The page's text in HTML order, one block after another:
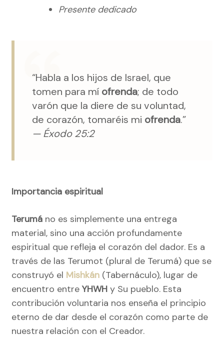
Presente dedicado
“Habla a los hijos de Israel, que
tomen para mí ofrenda; de todo
varón que la diere de su voluntad,
de corazón, tomaréis mi ofrenda.”
— Éxodo 25:2
Importancia espiritual
Terumá no es simplemente una entrega
material, sino una acción profundamente
espiritual que refleja el corazón del dador. Es a
través de las Terumot (plural de Terumá) que se
construyó el Mishkán (Tabernáculo), lugar de
encuentro entre YHWH y Su pueblo. Esta
contribución voluntaria nos enseña el principio
eterno de dar desde el corazón como parte de
nuestra relación con el Creador.